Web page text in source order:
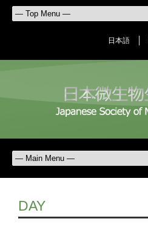
日本語
DAY